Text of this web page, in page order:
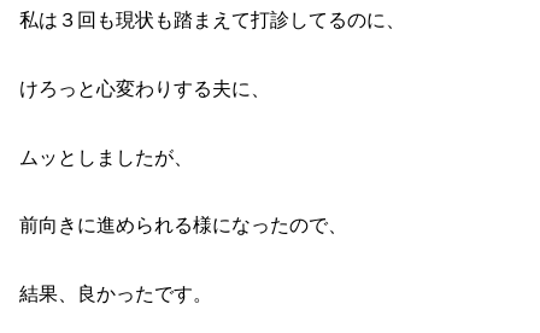
私は３回も現状も踏まえて打診してるのに、
けろっと心変わりする夫に、
ムッとしましたが、
前向きに進められる様になったので、
結果、良かったです。